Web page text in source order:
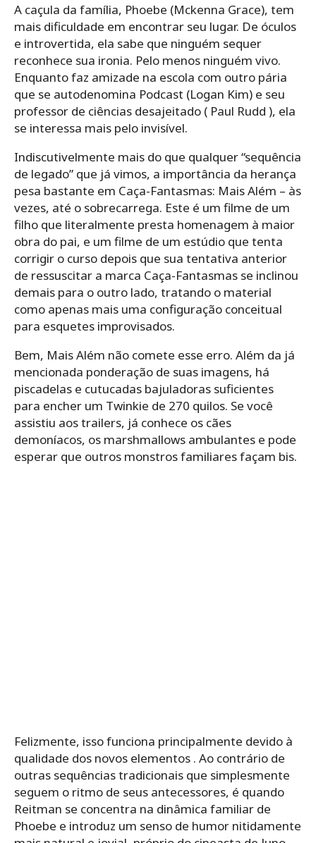
A caçula da família, Phoebe (Mckenna Grace), tem
mais dificuldade em encontrar seu lugar. De óculos
e introvertida, ela sabe que ninguém sequer
reconhece sua ironia. Pelo menos ninguém vivo.
Enquanto faz amizade na escola com outro pária
que se autodenomina Podcast (Logan Kim) e seu
professor de ciências desajeitado ( Paul Rudd ), ela
se interessa mais pelo invisível.
Indiscutivelmente mais do que qualquer “sequência
de legado” que já vimos, a importância da herança
pesa bastante em Caça-Fantasmas: Mais Além – às
vezes, até o sobrecarrega. Este é um filme de um
filho que literalmente presta homenagem à maior
obra do pai, e um filme de um estúdio que tenta
corrigir o curso depois que sua tentativa anterior
de ressuscitar a marca Caça-Fantasmas se inclinou
demais para o outro lado, tratando o material
como apenas mais uma configuração conceitual
para esquetes improvisados.
Bem, Mais Além não comete esse erro. Além da já
mencionada ponderação de suas imagens, há
piscadelas e cutucadas bajuladoras suficientes
para encher um Twinkie de 270 quilos. Se você
assistiu aos trailers, já conhece os cães
demoníacos, os marshmallows ambulantes e pode
esperar que outros monstros familiares façam bis.
Felizmente, isso funciona principalmente devido à
qualidade dos novos elementos . Ao contrário de
outras sequências tradicionais que simplesmente
seguem o ritmo de seus antecessores, é quando
Reitman se concentra na dinâmica familiar de
Phoebe e introduz um senso de humor nitidamente